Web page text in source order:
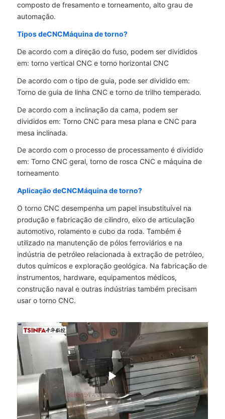
composto de fresamento e torneamento, alto grau de
automação.
Tipos deCNCMáquina de torno?
De acordo com a direção do fuso, podem ser divididos
em: torno vertical CNC e torno horizontal CNC
De acordo com o tipo de guia, pode ser dividido em:
Torno de guia de linha CNC e torno de trilho temperado.
De acordo com a inclinação da cama, podem ser
divididos em: Torno CNC para mesa plana e CNC para
mesa inclinada.
De acordo com o processo de processamento é dividido
em: Torno CNC geral, torno de rosca CNC e máquina de
torneamento
Aplicação deCNCMáquina de torno?
O torno CNC desempenha um papel insubstituível na
produção e fabricação de cilindro, eixo de articulação
automotivo, rolamento e cubo da roda. Também é
utilizado na manutenção de pólos ferroviários e na
indústria de petróleo relacionada à extração de petróleo,
dutos químicos e exploração geológica. Na fabricação de
instrumentos, hardware, equipamentos médicos,
construção naval e outras indústrias também precisam
usar o torno CNC.